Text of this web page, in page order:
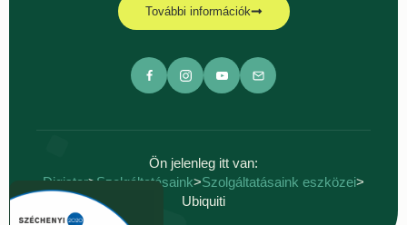
További információk
Ön jelenleg itt van:
Digistar> Szolgáltatásaink>Szolgáltatásaink eszközei>
Ubiquiti